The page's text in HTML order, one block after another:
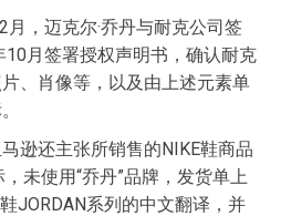
，迈克尔·乔丹与耐克公司签
月签署授权声明书，确认耐克
、肖像等，以及由上述元素单
逊还主张所销售的NIKE鞋商品
未使用“乔丹”品牌，发货单上
JORDAN系列的中文翻译，并